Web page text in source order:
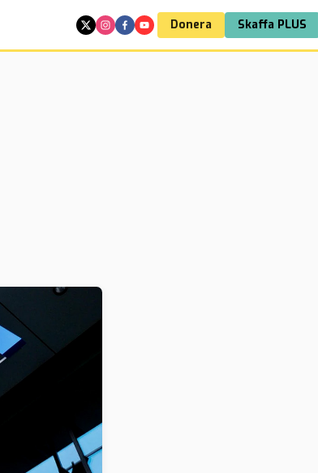
Donera Skaffa PLUS